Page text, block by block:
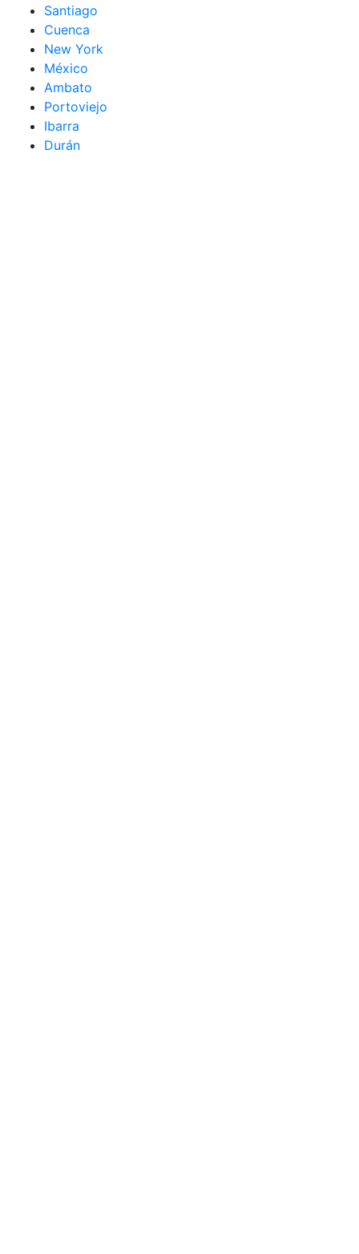
Santiago
Cuenca
New York
México
Ambato
Portoviejo
Ibarra
Durán